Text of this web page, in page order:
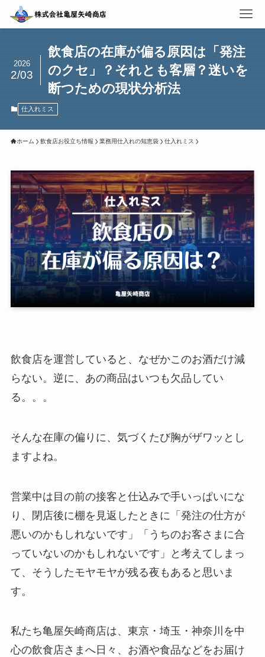
飲食店の在庫が偏る原因は「発注
のクセ」？それとも客層？迷いを
断つための現状分析法
2026
2/03
仕入れミス
ホーム 飲食店お役立ち情報 業務用仕入れの知恵袋 仕入れミス
飲食店を運営していると、なぜかこのお酒だけ減
らない。逆に、あの商品はいつも欠品してい
る。。。
そんな在庫の偏りに、気づくたび胸がザワッとし
ますよね。
営業中は目の前の接客と仕込みで手いっぱいにな
り、閉店後に棚を見返したときに「発注の仕方が
悪いのかもしれないです」「うちのお客さまに合
っていないのかもしれないです」と考えてしまっ
て、そうしたモヤモヤが残る夜もあると思いま
す。
私たち亀屋矢崎商店は、東京・埼玉・神奈川を中
心の飲食店さまへ日々、お酒や食品などをお届け